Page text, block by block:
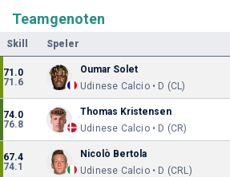
Teamgenoten
Skill Speler
71.0
71.6
Oumar Solet
Udinese Calcio • D (CL)
74.0
76.8
Thomas Kristensen
Udinese Calcio • D (CR)
67.4
74.1
Nicolò Bertola
Udinese Calcio • D (CRL)